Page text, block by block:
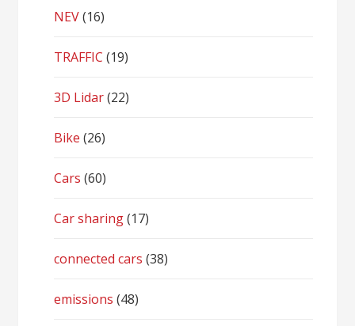
NEV(16)
TRAFFIC (19)
3D Lidar(22)
Bike (26)
Cars (60)
Car sharing(17)
connected cars (38)
emissions (48)